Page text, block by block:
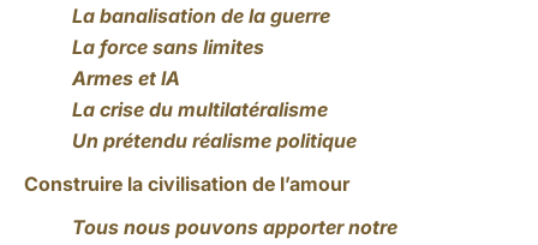
La banalisation de la guerre
La force sans limites
Armes et IA
La crise du multilatéralisme
Un prétendu réalisme politique
Construire la civilisation de l’amour
Tous nous pouvons apporter notre